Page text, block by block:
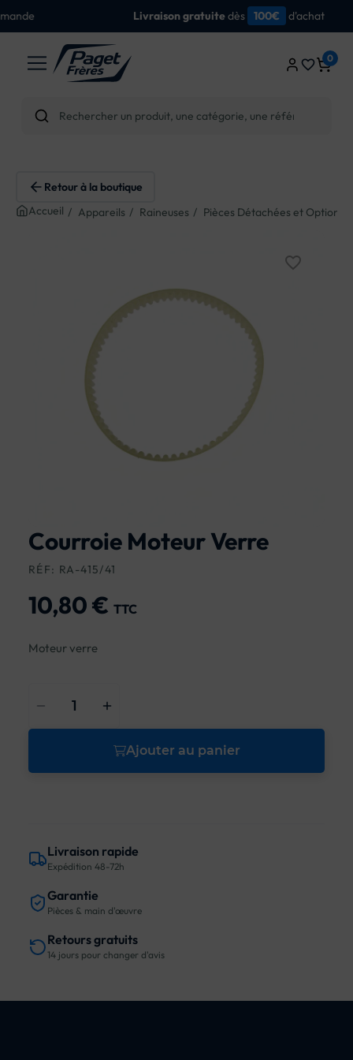
Livraison gratuitedès 100€ d'achat
0
favorite_border
Retour à la boutique
Accueil
Appareils Raineuses Pièces Détachées et Options
favorite_border
Courroie Moteur Verre
RÉF: RA-415/41
10,80 € TTC
Moteur verre
Ajouter au panier
Livraison rapide
Expédition 48-72h
Garantie
Pièces & main d'œuvre
Retours gratuits
14 jours pour changer d'avis